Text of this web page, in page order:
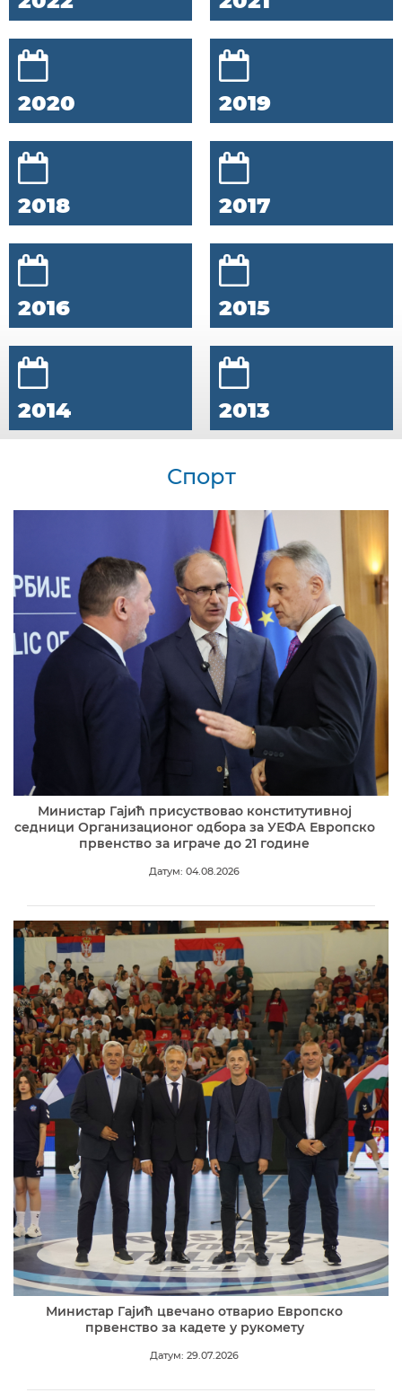
2020 2019
2018 2017
2016 2015
2014 2013
Спорт
Министар Гајић присуствовао конститутивној
седници Организационог одбора за УЕФА Европско
првенство за играче до 21 године
Датум: 04.08.2026
Министар Гајић цвечано отварио Европско
првенство за кадете у рукомету
Датум: 29.07.2026